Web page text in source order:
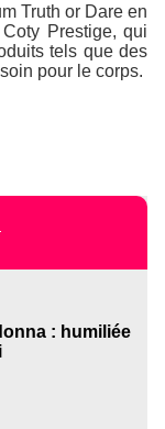
Truth or Dareen
Coty Prestige, qui
tels que des
pour le corps.
: humiliée